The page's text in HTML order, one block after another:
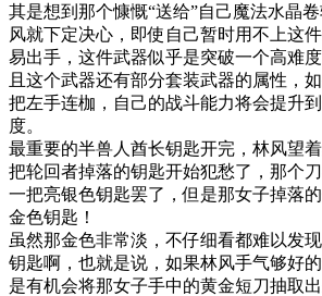
其是想到那个慷慨“送给”自己魔法水晶
风就下定决心，即使自己暂时用不上这
易出手，这件武器似乎是突破一个高难
且这个武器还有部分套装武器的属性，
把左手连枷，自己的战斗能力将会提升
度。
最重要的半兽人酋长钥匙开完，林风望
把轮回者掉落的钥匙开始犯愁了，那个
一把亮银色钥匙罢了，但是那女子掉落
金色钥匙！
虽然那金色非常淡，不仔细看都难以发
钥匙啊，也就是说，如果林风手气够好
是有机会将那女子手中的黄金短刀抽取